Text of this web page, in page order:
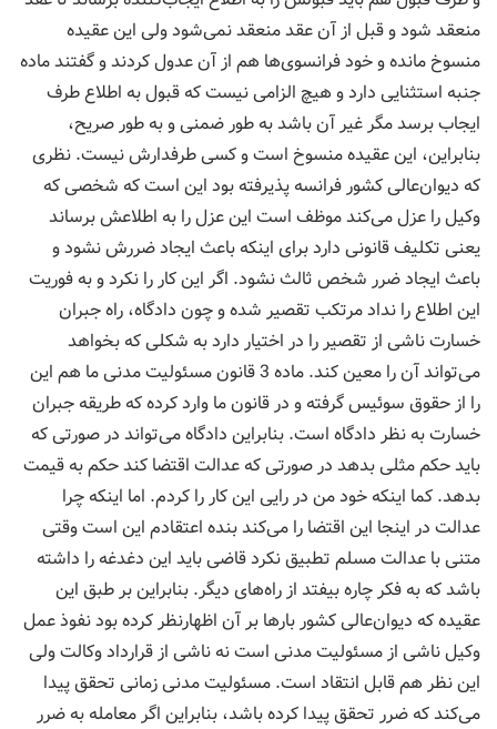
منعقد شود و قبل از آن عقد منعقد نمی‌شود ولی این عقیده
منسوخ مانده و خود فرانسوی‌ها هم از آن عدول کردند و گفتند ماده
جنبه استثنایی دارد و هیچ الزامی نیست که قبول به اطلاع طرف
ایجاب برسد مگر غیر آن باشد به طور ضمنی و به طور صریح،
بنابراین، این عقیده منسوخ است و کسی طرفدارش نیست. نظری
که دیوان‌عالی کشور فرانسه پذیرفته بود این است که شخصی که
وکیل را عزل می‌کند موظف است این عزل را به اطلاعش برساند
یعنی تکلیف قانونی دارد برای اینکه باعث ایجاد ضررش نشود و
باعث ایجاد ضرر شخص ثالث نشود. اگر این کار را نکرد و به فوریت
این اطلاع را نداد مرتکب تقصیر شده و چون دادگاه، راه جبران
خسارت ناشی از تقصیر را در اختیار دارد به شکلی که بخواهد
می‌تواند آن را معین کند. ماده 3 قانون مسئولیت مدنی ما هم این
را از حقوق سوئیس گرفته و در قانون ما وارد کرده که طریقه جبران
خسارت به نظر دادگاه است. بنابراین دادگاه می‌تواند در صورتی که
باید حکم مثلی بدهد در صورتی که عدالت اقتضا کند حکم به قیمت
بدهد. کما اینکه خود من در رایی این کار را کردم. اما اینکه چرا
عدالت در اینجا این اقتضا را می‌کند بنده اعتقادم این است وقتی
متنی با عدالت مسلم تطبیق نکرد قاضی باید این دغدغه را داشته
باشد که به فکر چاره بیفتد از راه‌های دیگر. بنابراین بر طبق این
عقیده که دیوان‌عالی کشور بارها بر آن اظهارنظر کرده بود نفوذ عمل
وکیل ناشی از مسئولیت مدنی است نه ناشی از قرارداد وکالت ولی
این نظر هم قابل انتقاد است. مسئولیت مدنی زمانی تحقق پیدا
می‌کند که ضرر تحقق پیدا کرده باشد، بنابراین اگر معامله به ضرر